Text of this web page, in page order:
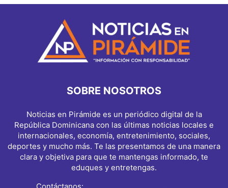
SOBRE NOSOTROS
Noticias en Pirámide es un periódico digital de la
República Dominicana con las últimas noticias locales e
internacionales, economía, entretenimiento, sociales,
deportes y mucho más. Te las presentamos de una manera
clara y objetiva para que te mantengas informado, te
eduques y entretengas.